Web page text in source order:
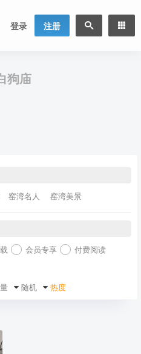
登录 注册
狗庙
窑湾名人 窑湾美景
会员专享
付费阅读
随机 热度